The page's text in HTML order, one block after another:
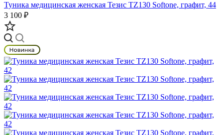
Туника медицинская женская Тезис TZ130 Softone, графит, 44
3 100 ₽